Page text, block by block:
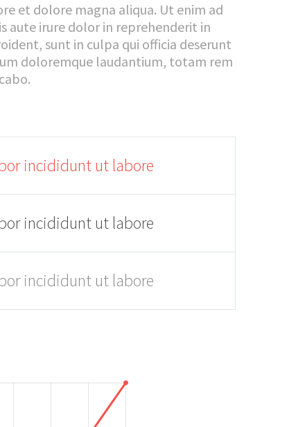
et dolore magna aliqua. Ut enim ad
aute irure dolor in reprehenderit in
sunt in culpa qui officia deserunt
doloremque laudantium, totam rem
incididunt ut labore
incididunt ut labore
incididunt ut labore